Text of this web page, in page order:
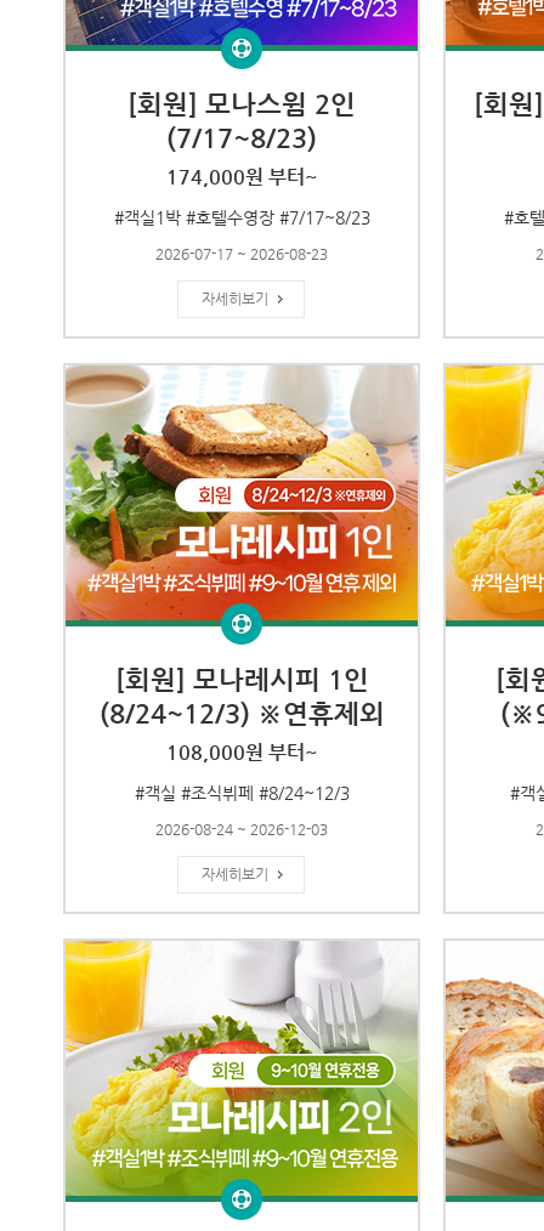
[회원] 모나스윔 2인
(7/17~8/23)
174,000원 부터~
#객실1박 #호텔수영장 #7/17~8/23
2026-07-17 ~ 2026-08-23
자세히보기
[회원
#호
[회원] 모나레시피 1인
(8/24~12/3) ※연휴제외
108,000원 부터~
#객실 #조식뷔페 #8/24~12/3
2026-08-24 ~ 2026-12-03
자세히보기
[회
#객